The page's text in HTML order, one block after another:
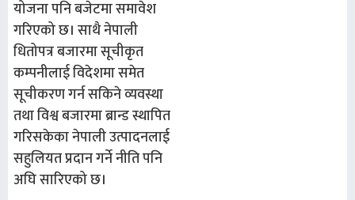
योजना पनि बजेटमा समावेश
गरिएको छ। साथै नेपाली
धितोपत्र बजारमा सूचीकृत
कम्पनीलाई विदेशमा समेत
सूचीकरण गर्न सकिने व्यवस्था
तथा विश्व बजारमा ब्रान्ड स्थापित
गरिसकेका नेपाली उत्पादनलाई
सहुलियत प्रदान गर्ने नीति पनि
अघि सारिएको छ।